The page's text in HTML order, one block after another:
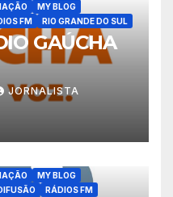
MY BLOG
FM RIO GRANDE DO SUL
GAÚCHA
JORNALISTA
MY BLOG
RÁDIOS FM